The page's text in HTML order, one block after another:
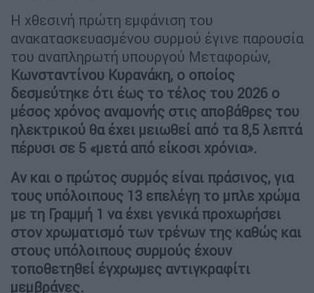
Η χθεσινή πρώτη εμφάνιση του
ανακατασκευασμένου συρμού έγινε παρουσία
του αναπληρωτή υπουργού Μεταφορών,
Κωνσταντίνου Κυρανάκη, ο οποίος
δεσμεύτηκε ότι έως το τέλος του 2026 ο
μέσος χρόνος αναμονής στις αποβάθρες του
ηλεκτρικού θα έχει μειωθεί από τα 8,5 λεπτά
πέρυσι σε 5 «μετά από είκοσι χρόνια».
Αν και ο πρώτος συρμός είναι πράσινος, για
τους υπόλοιπους 13 επελέγη το μπλε χρώμα
με τη Γραμμή 1 να έχει γενικά προχωρήσει
στον χρωματισμό των τρένων της καθώς και
στους υπόλοιπους συρμούς έχουν
τοποθετηθεί έγχρωμες αντιγκραφίτι
μεμβράνες.